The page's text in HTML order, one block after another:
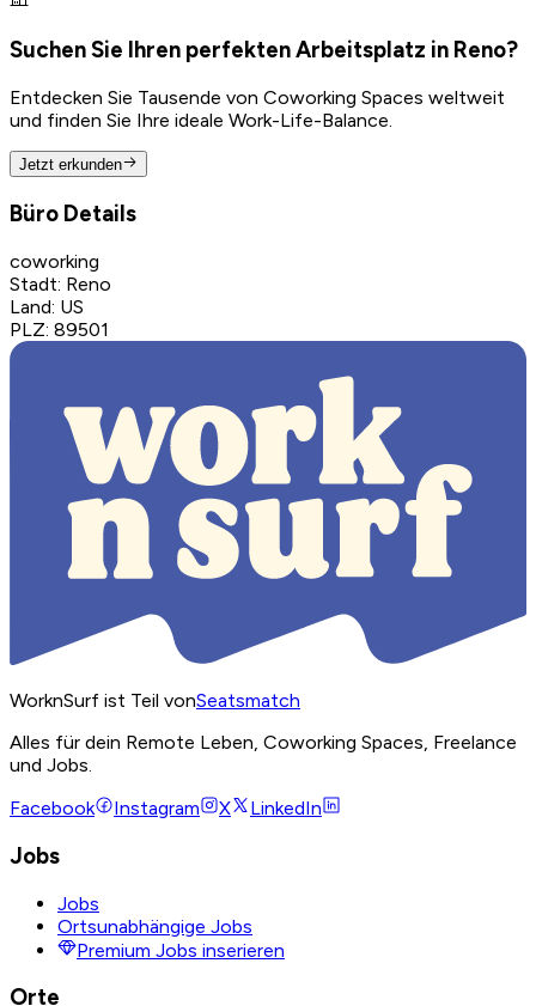
Suchen Sie Ihren perfekten Arbeitsplatz in Reno?
Entdecken Sie Tausende von Coworking Spaces weltweit
und finden Sie Ihre ideale Work-Life-Balance.
Jetzt erkunden
Büro Details
coworking
Stadt: Reno
Land: US
PLZ: 89501
WorknSurf ist Teil vonSeatsmatch
Alles für dein Remote Leben, Coworking Spaces, Freelance
und Jobs.
Facebook
Instagram X LinkedIn
Jobs
Jobs
Ortsunabhängige Jobs
Premium Jobs inserieren
Orte